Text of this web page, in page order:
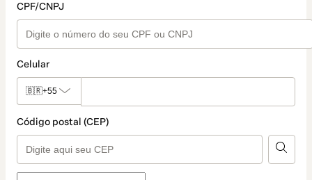
CPF/CNPJ
Celular
🇧🇷+55
Código postal (CEP)